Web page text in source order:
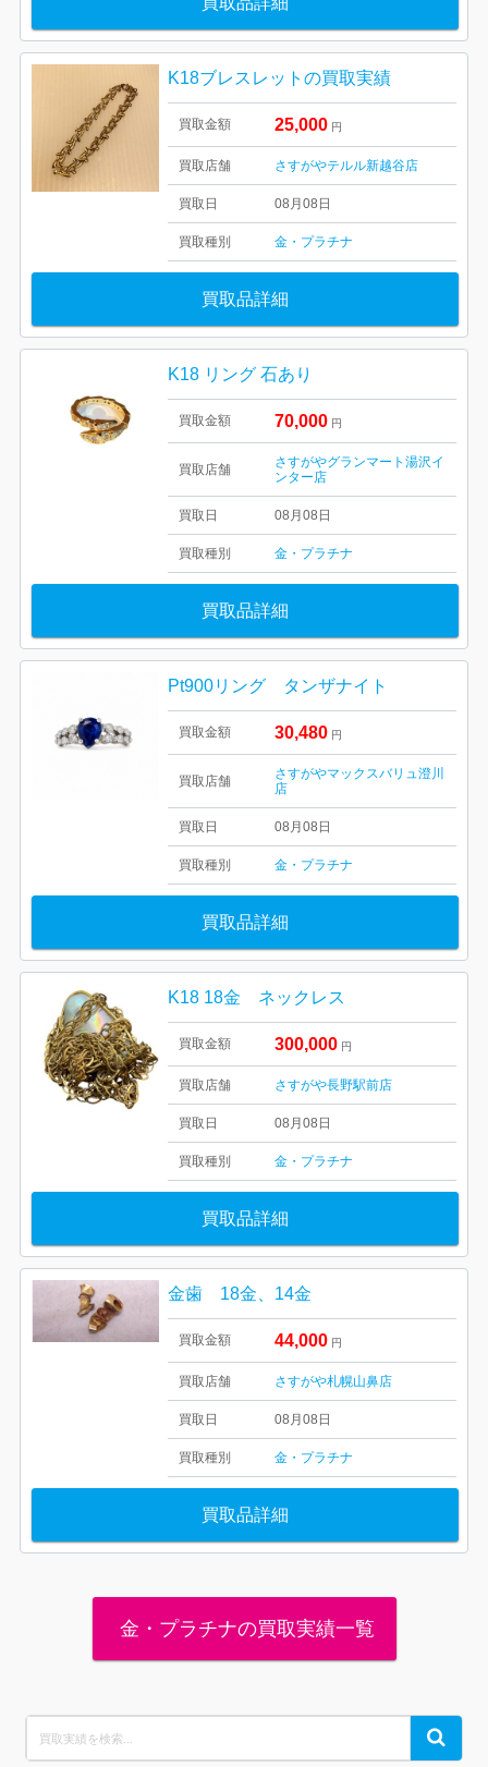
K18ブレスレットの買取実績
買取金額 25,000 円
買取店舗 さすがやテルル新越谷店
買取日 08月08日
買取種別 金・プラチナ
買取品詳細
K18 リング 石あり
買取金額 70,000 円
買取店舗
さすがやグランマート湯沢イ
ンター店
買取日 08月08日
買取種別 金・プラチナ
買取品詳細
Pt900リング タンザナイト
買取金額 30,480 円
買取店舗
さすがやマックスバリュ澄川
店
買取日 08月08日
買取種別 金・プラチナ
買取品詳細
K18 18金 ネックレス
買取金額 300,000 円
買取店舗 さすがや長野駅前店
買取日 08月08日
買取種別 金・プラチナ
買取品詳細
金歯 18金、14金
買取金額 44,000 円
買取店舗 さすがや札幌山鼻店
買取日 08月08日
買取種別 金・プラチナ
買取品詳細
金・プラチナの買取実績一覧
for:
Search